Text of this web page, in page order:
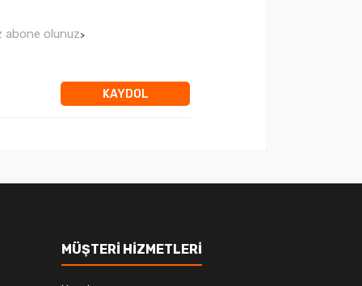
abone olunuz>
KAYDOL
MÜŞTERİ HİZMETLERİ